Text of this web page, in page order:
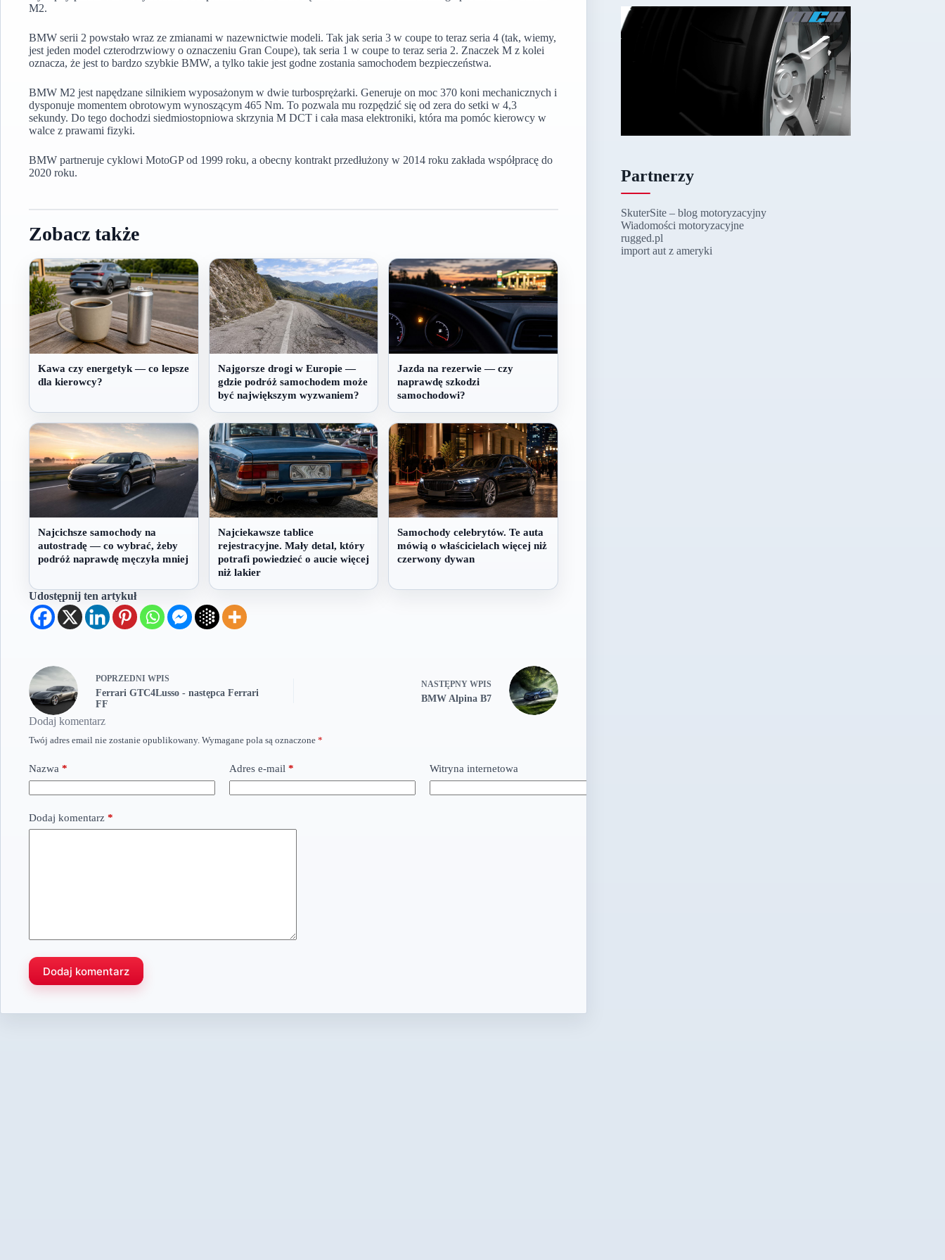
M2.
BMW serii 2 powstało wraz ze zmianami w nazewnictwie modeli. Tak jak seria 3 w coupe to teraz seria 4 (tak, wiemy,
jest jeden model czterodrzwiowy o oznaczeniu Gran Coupe), tak seria 1 w coupe to teraz seria 2. Znaczek M z kolei
oznacza, że jest to bardzo szybkie BMW, a tylko takie jest godne zostania samochodem bezpieczeństwa.
BMW M2 jest napędzane silnikiem wyposażonym w dwie turbosprężarki. Generuje on moc 370 koni mechanicznych i
dysponuje momentem obrotowym wynoszącym 465 Nm. To pozwala mu rozpędzić się od zera do setki w 4,3
sekundy. Do tego dochodzi siedmiostopniowa skrzynia M DCT i cała masa elektroniki, która ma pomóc kierowcy w
walce z prawami fizyki.
BMW partneruje cyklowi MotoGP od 1999 roku, a obecny kontrakt przedłużony w 2014 roku zakłada współpracę do
2020 roku.
Zobacz także
Kawa czy energetyk — co lepsze
dla kierowcy?
Najgorsze drogi w Europie —
gdzie podróż samochodem może
być największym wyzwaniem?
Jazda na rezerwie — czy
naprawdę szkodzi
samochodowi?
Najcichsze samochody na
autostradę — co wybrać, żeby
podróż naprawdę męczyła mniej
Najciekawsze tablice
rejestracyjne. Mały detal, który
potrafi powiedzieć o aucie więcej
niż lakier
Samochody celebrytów. Te auta
mówią o właścicielach więcej niż
czerwony dywan
Udostępnij ten artykuł
POPRZEDNI WPIS
Ferrari GTC4Lusso - następca Ferrari
FF
NASTĘPNY WPIS
BMW Alpina B7
Dodaj komentarz
Twój adres email nie zostanie opublikowany. Wymagane pola są oznaczone *
Nazwa * Adres e-mail * Witryna internetowa
Dodaj komentarz *
Dodaj komentarz
Partnerzy
SkuterSite – blog motoryzacyjny
Wiadomości motoryzacyjne
rugged.pl
import aut z ameryki